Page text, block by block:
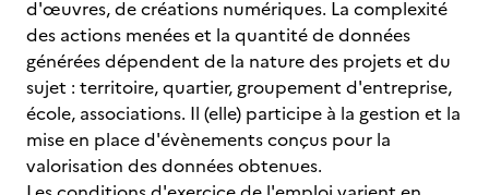
d'œuvres, de créations numériques. La complexité
des actions menées et la quantité de données
générées dépendent de la nature des projets et du
sujet : territoire, quartier, groupement d'entreprise,
école, associations. Il (elle) participe à la gestion et la
mise en place d'évènements conçus pour la
valorisation des données obtenues.